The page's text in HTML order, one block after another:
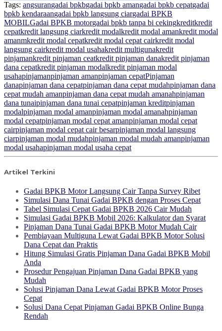
Tags: angsurangadai bpkbgadai bpkb amangadai bpkb cepatgadai
bpkb kendaraangadai bpkb langsung ciargadai BPKB
MOBILGadai BPKB motorgadai bpkb tanpa bi cekingkreditkredit
cepatkredit langsung ciarkredit modalkredit modal amankredit modal
amanmkredit modal cepatkredit modal cepat cairkredit modal
langsung cairkredit modal usahakredit multigunakredit
pinjamankredit pinjaman ceatkredit pinjaman danakredit pinjaman
dana cepatkredit pinjaman modalkredit pinjaman modal
usahapinjamanpinjaman amanpinjaman cepatPinjaman
danapinjaman dana cepatpinjaman dana cepat mudahpinjaman dana
cepat mudah amanpinjaman dana cepat mudah amanahpinjaman
dana tunaipinjaman dana tunai cepatpinjaman kreditpinjaman
modalpinjaman modal amanpinjaman modal amanahpinjaman
modal cepatpinjaman modal cepat amanpinjaman modal cepat
cairpinjaman modal cepat cair besarpinjaman modal langsung
ciarpinjaman modal mudahpinjaman modal mudah amanpinjaman
modal usahapinjaman modal usaha cepat
Artikel Terkini
Gadai BPKB Motor Langsung Cair Tanpa Survey Ribet
Simulasi Dana Tunai Gadai BPKB dengan Proses Cepat
Tabel Simulasi Cepat Gadai BPKB 2026 Cair Mudah
Simulasi Gadai BPKB Mobil 2026: Kalkulator dan Syarat
Pinjaman Dana Tunai Gadai BPKB Motor Mudah Cair
Pembiayaan Multiguna Lewat Gadai BPKB Motor Solusi
Dana Cepat dan Praktis
Hitung Simulasi Gratis Pinjaman Dana Gadai BPKB Mobil
Anda
Prosedur Pengajuan Pinjaman Dana Gadai BPKB yang
Mudah
Solusi Pinjaman Dana Lewat Gadai BPKB Motor Proses
Cepat
Solusi Dana Cepat Pinjaman Gadai BPKB Online Bunga
Rendah